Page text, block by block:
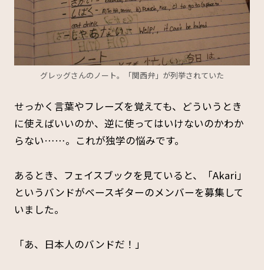
グレッグさんのノート。「関西弁」が列挙されていた
せっかく言葉やフレーズを覚えても、どういうとき
に使えばいいのか、逆に使ってはいけないのかわか
らない……。これが独学の悩みです。
あるとき、フェイスブックを見ていると、「Akari」
というバンドがベースギターのメンバーを募集して
いました。
「あ、日本人のバンドだ！」